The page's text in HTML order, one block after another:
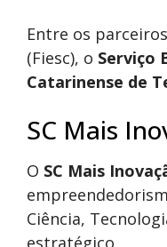
Entre os
(Fiesc), o Serviço
Catarinense de
SC Mais
O SC Mais
Ciência,
estratégico.